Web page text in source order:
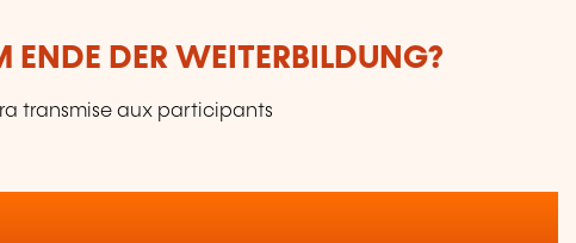
ENDE DER WEITERBILDUNG?
transmise aux participants